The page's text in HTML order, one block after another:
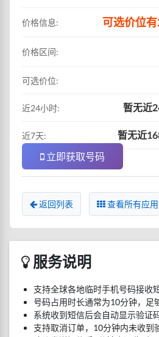
价格信息: 可选价位
价格区间:
可选价位:
近24小时: 暂无近
近7天:
暂无近
立即获取号码
返回列表 查看所有应用
服务说明
支持全球各地临时手机号码接收
号码占用时长通常为10分钟，足
系统收到短信后会自动显示验证
支持取消订单，10分钟内未收到